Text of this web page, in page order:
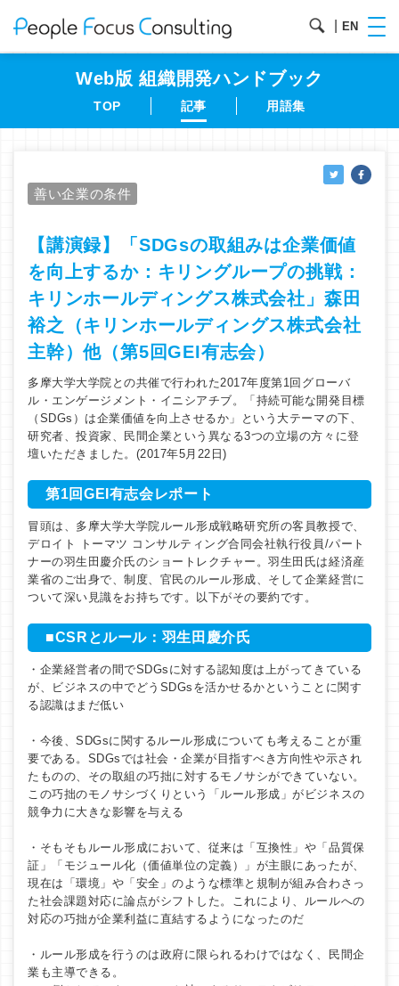
EN
Web版 組織開発ハンドブック
TOP 記事 用語集
善い企業の条件
【講演録】「SDGsの取組みは企業価値
を向上するか：キリングループの挑戦：
キリンホールディングス株式会社」森田
裕之（キリンホールディングス株式会社
主幹）他（第5回GEI有志会）
多摩大学大学院との共催で行われた2017年度第1回グローバ
ル・エンゲージメント・イニシアチブ。「持続可能な開発目標
（SDGs）は企業価値を向上させるか」という大テーマの下、
研究者、投資家、民間企業という異なる3つの立場の方々に登
壇いただきました。(2017年5月22日)
第1回GEI有志会レポート
冒頭は、多摩大学大学院ルール形成戦略研究所の客員教授で、
デロイト トーマツ コンサルティング合同会社執行役員/パート
ナーの羽生田慶介氏のショートレクチャー。羽生田氏は経済産
業省のご出身で、制度、官民のルール形成、そして企業経営に
ついて深い見識をお持ちです。以下がその要約です。
■CSRとルール：羽生田慶介氏
・企業経営者の間でSDGsに対する認知度は上がってきている
が、ビジネスの中でどうSDGsを活かせるかということに関す
る認識はまだ低い
・今後、SDGsに関するルール形成についても考えることが重
要である。SDGsでは社会・企業が目指すべき方向性や示され
たものの、その取組の巧拙に対するモノサシができていない。
この巧拙のモノサシづくりという「ルール形成」がビジネスの
競争力に大きな影響を与える
・そもそもルール形成において、従来は「互換性」や「品質保
証」「モジュール化（価値単位の定義）」が主眼にあったが、
現在は「環境」や「安全」のような標準と規制が組み合わさっ
た社会課題対応に論点がシフトした。これにより、ルールへの
対応の巧拙が企業利益に直結するようになったのだ
・ルール形成を行うのは政府に限られるわけではなく、民間企
業も主導できる。